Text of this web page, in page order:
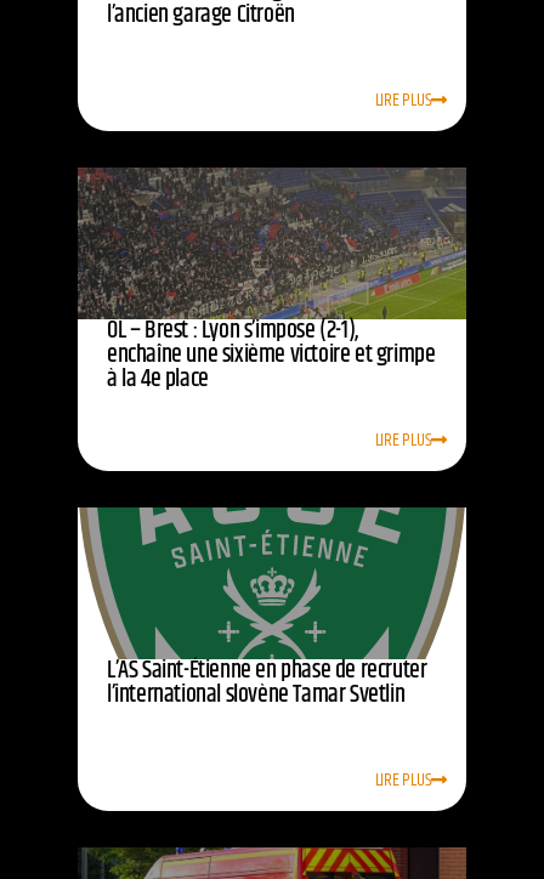
l’ancien garage Citroën
LIRE PLUS
OL – Brest : Lyon s’impose (2-1),
enchaîne une sixième victoire et grimpe
à la 4e place
LIRE PLUS
L’AS Saint-Étienne en phase de recruter
l’international slovène Tamar Svetlin
LIRE PLUS